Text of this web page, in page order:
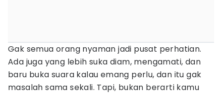
Gak semua orang nyaman jadi pusat perhatian.
Ada juga yang lebih suka diam, mengamati, dan
baru buka suara kalau emang perlu, dan itu gak
masalah sama sekali. Tapi, bukan berarti kamu